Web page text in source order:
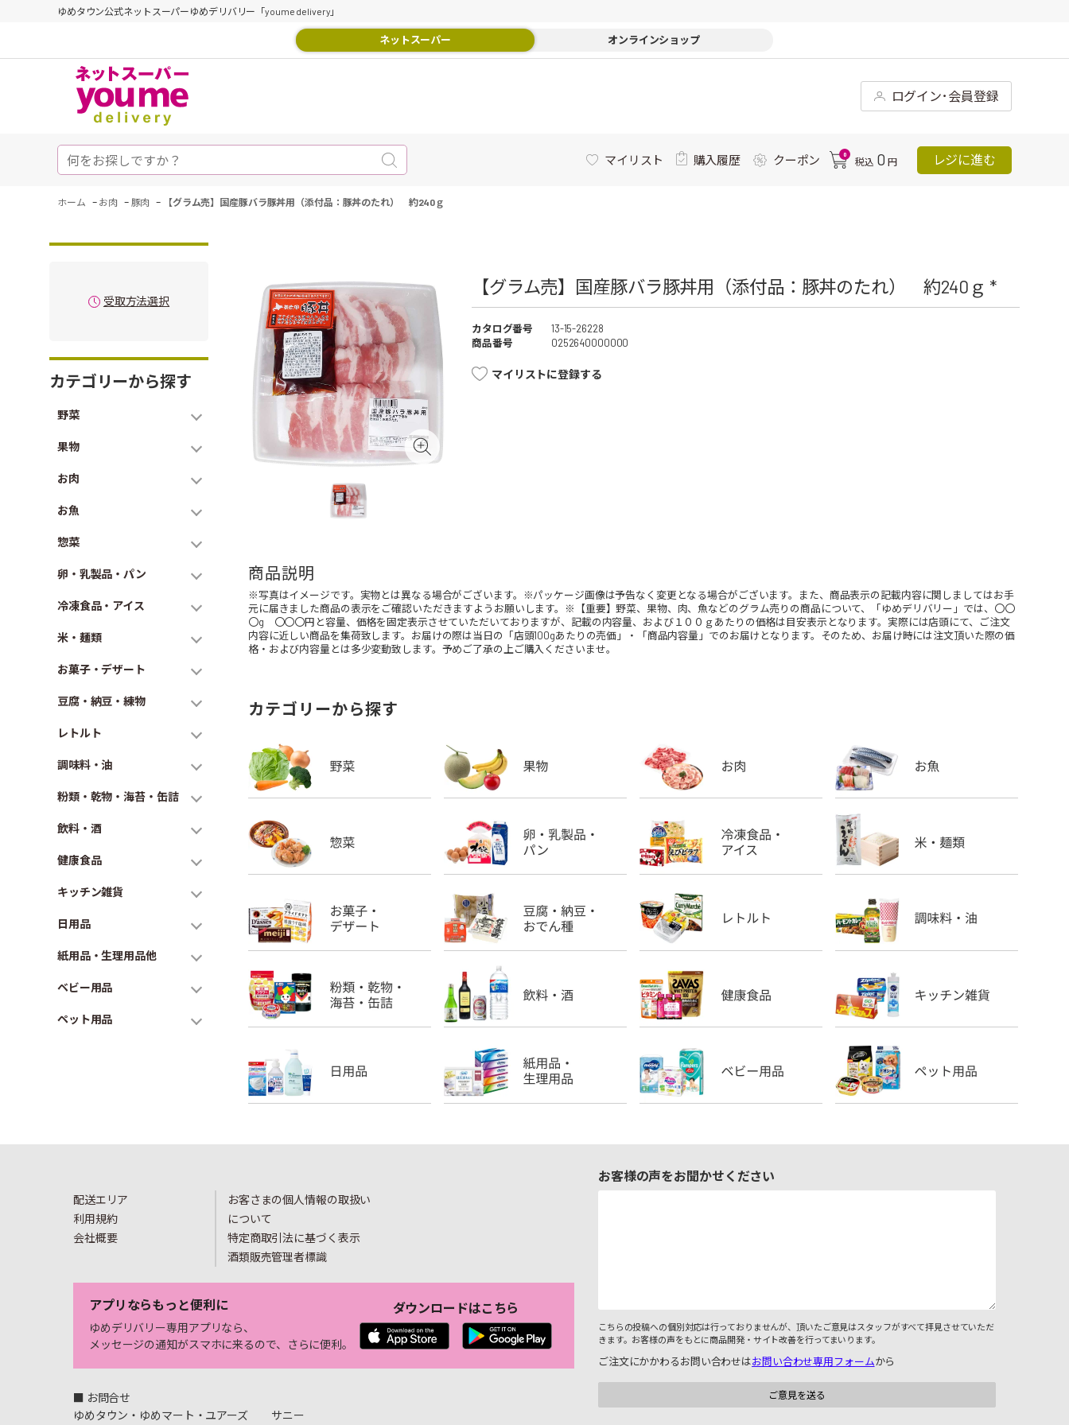
ゆめタウン公式ネットスーパーゆめデリバリー「youme delivery」
ネットスーパー オンラインショップ
ログイン･会員登録
マイリスト 購入履歴 クーポン 0
税込 0 円 レジに進む
ホーム - お肉 - 豚肉 - 【グラム売】国産豚バラ豚丼用（添付品：豚丼のたれ） 約240ｇ
受取方法選択
カテゴリーから探す
野菜
果物
お肉
お魚
惣菜
卵・乳製品・パン
冷凍食品・アイス
米・麺類
お菓子・デザート
豆腐・納豆・練物
レトルト
調味料・油
粉類・乾物・海苔・缶詰
飲料・酒
健康食品
キッチン雑貨
日用品
紙用品・生理用品他
ベビー用品
ペット用品
【グラム売】国産豚バラ豚丼用（添付品：豚丼のたれ） 約240ｇ *
カタログ番号
13-15-26228
商品番号
0252640000000
マイリストに登録する
商品説明
※写真はイメージです。実物とは異なる場合がございます。※パッケージ画像は予告なく変更となる場合がございます。また、商品表示の記載内容に関しましてはお手
元に届きました商品の表示をご確認いただきますようお願いします。※【重要】野菜、果物、肉、魚などのグラム売りの商品について、「ゆめデリバリー」では、〇〇
〇g 〇〇〇円と容量、価格を固定表示させていただいておりますが、記載の内容量、および１００ｇあたりの価格は目安表示となります。実際には店頭にて、ご注文
内容に近しい商品を集荷致します。お届けの際は当日の「店頭100gあたりの売価」・「商品内容量」でのお届けとなります。そのため、お届け時には注文頂いた際の価
格・および内容量とは多少変動致します。予めご了承の上ご購入くださいませ。
カテゴリーから探す
配送エリア
利用規約
会社概要
お客さまの個人情報の取扱い
について
特定商取引法に基づく表示
酒類販売管理者標識
アプリならもっと便利に
ゆめデリバリー専用アプリなら、
メッセージの通知がスマホに来るので、さらに便利。
ダウンロードはこちら
■ お問合せ
ゆめタウン・ゆめマート・ユアーズ
サニー
お客様の声をお聞かせください
こちらの投稿への個別対応は行っておりませんが、頂いたご意見はスタッフがすべて拝見させていただ
きます。お客様の声をもとに商品開発・サイト改善を行ってまいります。
ご注文にかかわるお問い合わせはお問い合わせ専用フォームから